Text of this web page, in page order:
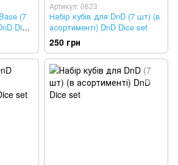
(7
Dice
Артикул: 0823
Набір кубів для DnD (7 шт) (в
асортименті) DnD Dice set
250 грн